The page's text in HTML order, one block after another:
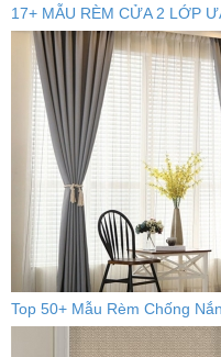
17+ MẪU RÈM CỬA 2 LỚP
Top 50+ Mẫu Rèm Chống